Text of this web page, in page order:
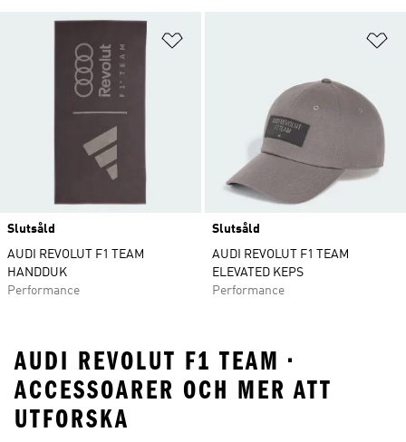
Slutsåld
AUDI REVOLUT F1 TEAM
HANDDUK
Performance
Slutsåld
AUDI REVOLUT F1 TEAM
ELEVATED KEPS
Performance
AUDI REVOLUT F1 TEAM •
ACCESSOARER OCH MER ATT
UTFORSKA